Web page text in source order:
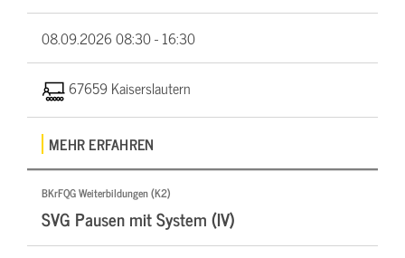
08.09.202608:30 - 16:30
67659 Kaiserslautern
MEHR ERFAHREN
BKrFQG Weiterbildungen (K2)
SVG Pausen mit System (IV)